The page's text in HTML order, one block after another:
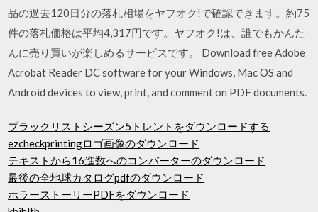
品の過去120日分の落札相場をヤフオク!で確認できます。約75
件の落札価格は平均4,317円です。ヤフオク!は、誰でもかんた
んに売り買いが楽しめるサービスです。 Download free Adobe
Acrobat Reader DC software for your Windows, Mac OS and
Android devices to view, print, and comment on PDF documents.
ブラックリストシーズン5トレントをダウンロードする
ezcheckprintingロゴ画像のダウンロード
テキストから16進数へのコンバーターのダウンロード
最後の全地球カタログpdfのダウンロード
ホラーストーリーPDFをダウンロード